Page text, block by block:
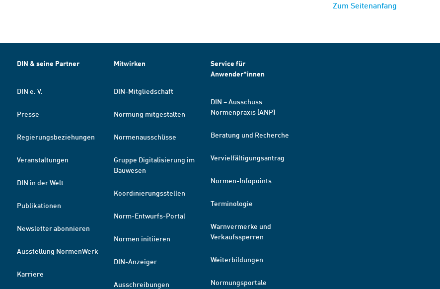
Zum Seitenanfang
DIN & seine Partner
DIN e. V.
Presse
Regierungsbeziehungen
Veranstaltungen
DIN in der Welt
Publikationen
Newsletter abonnieren
Ausstellung NormenWerk
Karriere
Mitwirken
DIN-Mitgliedschaft
Normung mitgestalten
Normenausschüsse
Gruppe Digitalisierung im
Bauwesen
Koordinierungsstellen
Norm-Entwurfs-Portal
Normen initiieren
DIN-Anzeiger
Ausschreibungen
Service für
Anwender*innen
DIN – Ausschuss
Normenpraxis (ANP)
Beratung und Recherche
Vervielfältigungsantrag
Normen-Infopoints
Terminologie
Warnvermerke und
Verkaufssperren
Weiterbildungen
Normungsportale